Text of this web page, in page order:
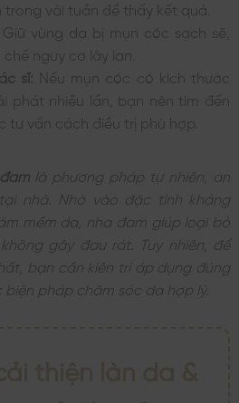
trong vài tuần để thấy kết quả.
Giữ vùng da bị mụn cóc sạch sẽ,
nguy cơ lây lan.
sĩ: Nếu mụn cóc có kích thước
phát nhiều lần, bạn nên tìm đến
tư vấn cách điều trị phù hợp.
là phương pháp tự nhiên, an
nhà. Nhờ vào đặc tính kháng
mềm da, nha đam giúp loại bỏ
gây đau rát. Tuy nhiên, để
bạn cần kiên trì áp dụng đúng
pháp chăm sóc da hợp lý.